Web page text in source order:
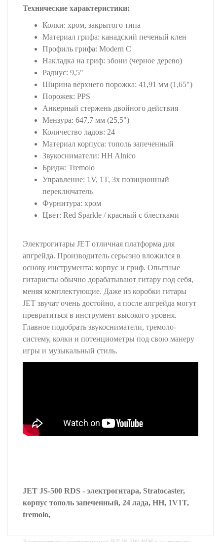
Технические характеристики:
Колки: хром, закрытого типа
Материал грифа: канадский печеный клен
Профиль грифа: Modern C
Накладка на гриф: эбони (черное дерево)
Радиус: 9,5"
Ширина верхнего порожка: 41,91 мм (1,65")
Порожек: PPS
Анкерный стержень двойного действия
Мензура: 647,7 мм (25,5")
Количество ладов: 24
Материал корпуса: тополь запеченный
Звукосниматели: HH Alnico
Бридж: Tremolo
Управление: 1V, 1T, 3х позиционный
переключатель
Фурнитура: хром
Цвет: Red Sparkle / красный с блестками
Электрогитары JET отличная платформа для
апгрейда. Производитель серьезно вложился в
основу инструмента: корпус и гриф. Опытные
гитаристы обычно дорабатывают гитару под себя,
меняя комплектующие. Даже из коробки гитары
JET звучат очень достойно, а после апгрейда могут
превратиться в инструмент высокого уровня.
Главное подобрать звукосниматели, тремоло-
систему, колки и потенциометры под свою манеру
игры и музыкальный стиль.
JET JS-500 RDS - электрогитара, Stratocaster,
корпус тополь запеченный, 24 лада, HH, 1V1T,
tremolo,